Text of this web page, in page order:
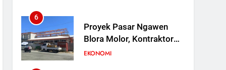
6
Proyek Pasar Ngawen
Blora Molor, Kontraktor
Kena Denda Rp 30 Juta
EKONOMI